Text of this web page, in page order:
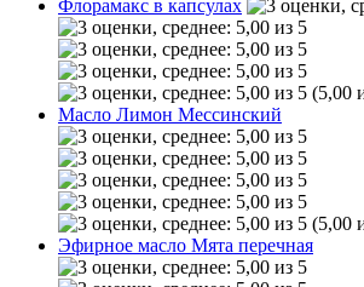
Флорамакс в капсулах
(5,00
Масло Лимон Мессинский
(5,00
Эфирное масло Мята перечная